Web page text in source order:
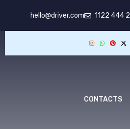
hello@driver.com
CONTACTS